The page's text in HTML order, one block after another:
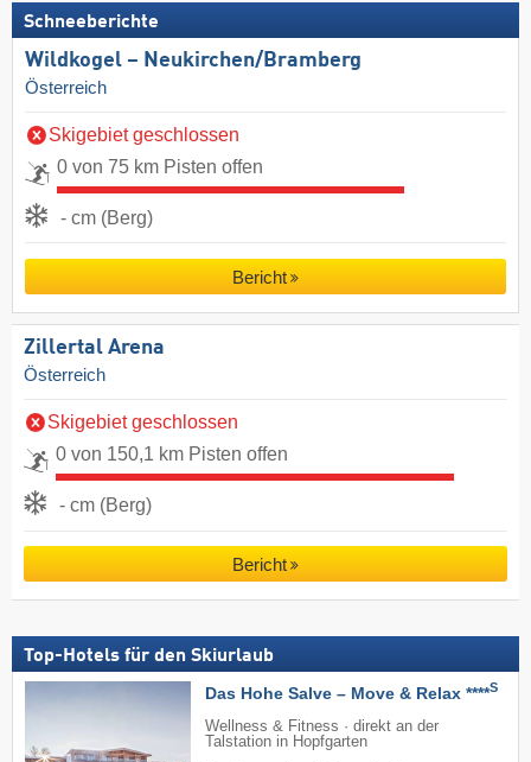
Schneeberichte
Wildkogel – Neukirchen/​Bramberg
Österreich
Skigebiet geschlossen
0 von 75 km Pisten offen
- cm (Berg)
Bericht
Zillertal Arena
Österreich
Skigebiet geschlossen
0 von 150,1 km Pisten offen
- cm (Berg)
Bericht
Top-Hotels für den Skiurlaub
Das Hohe Salve – Move & Relax ****S
Wellness & Fitness · direkt an der
Talstation in Hopfgarten